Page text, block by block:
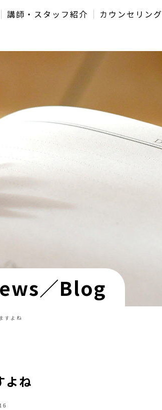
講師・スタッフ紹介 カウンセリング
／Blog
すよね
よね